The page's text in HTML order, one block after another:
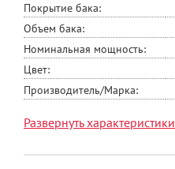
Покрытие бака:
Объем бака:
Номинальная мощность:
Цвет:
Производитель/Марка:
Габаритные размеры (в*ш*г),
Развернуть характеристики